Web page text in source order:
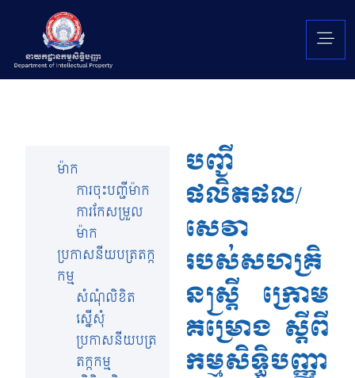
ម៉ាក
ការចុះបញ្ជីម៉ាក
ការកែសម្រួល
ម៉ាក
ប្រកាសនីយបត្រតក្ក
កម្ម
សំណុំលិខិត
ស្នើសុំ
ប្រកាសនីយបត្រ
តក្កកម្ម
បញ្ជី
ផលិតផល/
សេវា
របស់សហគ្រិ
នស្តី្រ ក្រោម
គម្រោង ស្ដីពី
កម្មសិទ្ធិបញ្ញា